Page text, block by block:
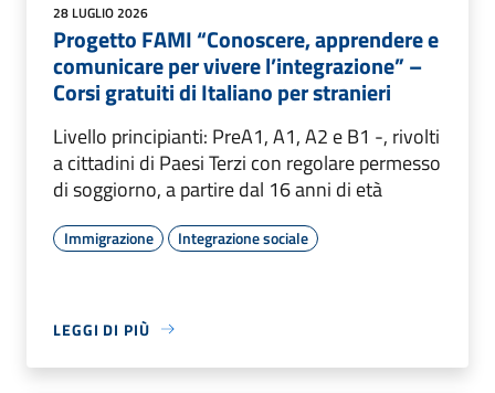
28 LUGLIO 2026
Progetto FAMI “Conoscere, apprendere e
comunicare per vivere l’integrazione” –
Corsi gratuiti di Italiano per stranieri
Livello principianti: PreA1, A1, A2 e B1 -, rivolti
a cittadini di Paesi Terzi con regolare permesso
di soggiorno, a partire dal 16 anni di età
Immigrazione Integrazione sociale
LEGGI DI PIÙ